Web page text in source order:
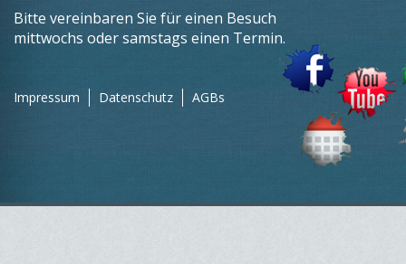
Bitte vereinbaren Sie für einen Besuch
mittwochs oder samstags einen Termin.
Impressum Datenschutz AGBs